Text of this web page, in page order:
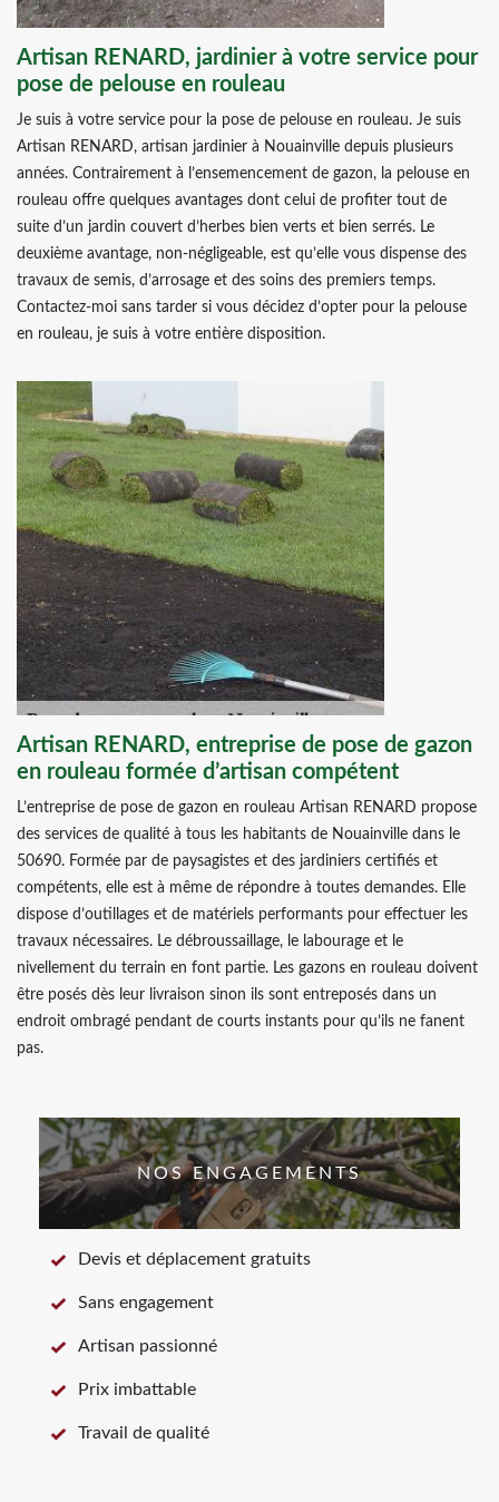
Artisan RENARD, jardinier à votre service pour
pose de pelouse en rouleau
Je suis à votre service pour la pose de pelouse en rouleau. Je suis
Artisan RENARD, artisan jardinier à Nouainville depuis plusieurs
années. Contrairement à l’ensemencement de gazon, la pelouse en
rouleau offre quelques avantages dont celui de profiter tout de
suite d’un jardin couvert d’herbes bien verts et bien serrés. Le
deuxième avantage, non-négligeable, est qu’elle vous dispense des
travaux de semis, d’arrosage et des soins des premiers temps.
Contactez-moi sans tarder si vous décidez d’opter pour la pelouse
en rouleau, je suis à votre entière disposition.
Artisan RENARD, entreprise de pose de gazon
en rouleau formée d’artisan compétent
L’entreprise de pose de gazon en rouleau Artisan RENARD propose
des services de qualité à tous les habitants de Nouainville dans le
50690. Formée par de paysagistes et des jardiniers certifiés et
compétents, elle est à même de répondre à toutes demandes. Elle
dispose d’outillages et de matériels performants pour effectuer les
travaux nécessaires. Le débroussaillage, le labourage et le
nivellement du terrain en font partie. Les gazons en rouleau doivent
être posés dès leur livraison sinon ils sont entreposés dans un
endroit ombragé pendant de courts instants pour qu’ils ne fanent
pas.
NOS ENGAGEMENTS
Devis et déplacement gratuits
Sans engagement
Artisan passionné
Prix imbattable
Travail de qualité